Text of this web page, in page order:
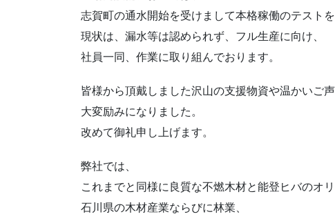
志賀町の通水開始を受けまして本格稼働のテストを
現状は、漏水等は認められず、フル生産に向け、
社員一同、作業に取り組んでおります。
皆様から頂戴しました沢山の支援物資や温かいご
大変励みになりました。
改めて御礼申し上げます。
弊社では、
これまでと同様に良質な不燃木材と能登ヒバのオ
石川県の木材産業ならびに林業、